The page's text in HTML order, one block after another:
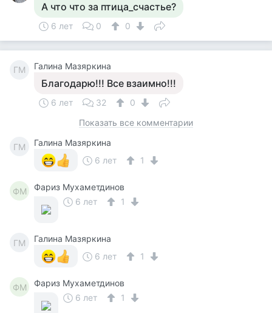
А что что за птица_счастье?
6 лет 0 0
ГМ Галина Мазяркина
Благодарю!!! Все взаимно!!!
6 лет 32
0
Показать все комментарии
ГМ
Галина Мазяркина
6 лет
1
ФМ
Фариз Мухаметдинов
6 лет
1
ГМ
Галина Мазяркина
6 лет
1
ФМ
Фариз Мухаметдинов
6 лет
1